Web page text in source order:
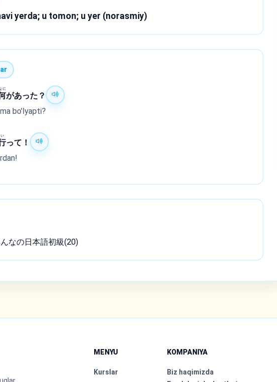
yerda; u tomon; u yer (norasmiy)
に
があった？
bo'lyapti?
い
って！
なの日本語初級(20)
MENYU
Kurslar
KOMPANIYA
Biz haqimizda